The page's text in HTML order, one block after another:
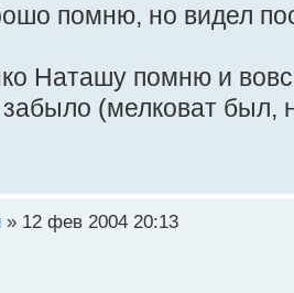
помню, но видел
Наташу помню и
(мелковат был,
» 12 фев 2004 20:13